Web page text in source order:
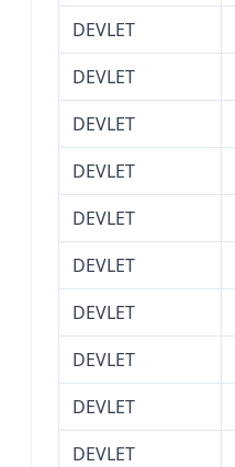
DEVLET
DEVLET
DEVLET
DEVLET
DEVLET
DEVLET
DEVLET
DEVLET
DEVLET
DEVLET